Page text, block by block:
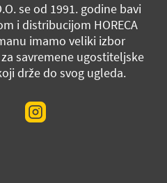
se od 1991. godine bavi
i distribucijom HORECA
imamo veliki izbor
savremene ugostiteljske
drže do svog ugleda.